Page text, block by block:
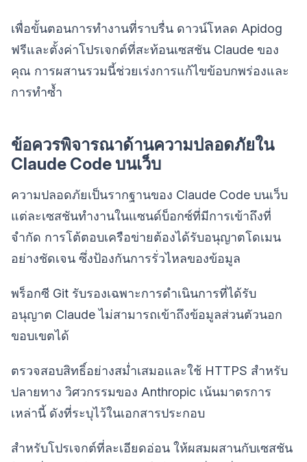
เพื่อขั้นตอนการทำงานที่ราบรื่น ดาวน์โหลด Apidog
ฟรีและตั้งค่าโปรเจกต์ที่สะท้อนเซสชัน Claude ของ
คุณ การผสานรวมนี้ช่วยเร่งการแก้ไขข้อบกพร่องและ
การทำซ้ำ
ข้อควรพิจารณาด้านความปลอดภัยใน
Claude Code บนเว็บ
ความปลอดภัยเป็นรากฐานของ Claude Code บนเว็บ
แต่ละเซสชันทำงานในแซนด์บ็อกซ์ที่มีการเข้าถึงที่
จำกัด การโต้ตอบเครือข่ายต้องได้รับอนุญาตโดเมน
อย่างชัดเจน ซึ่งป้องกันการรั่วไหลของข้อมูล
พร็อกซี Git รับรองเฉพาะการดำเนินการที่ได้รับ
อนุญาต Claude ไม่สามารถเข้าถึงข้อมูลส่วนตัวนอก
ขอบเขตได้
ตรวจสอบสิทธิ์อย่างสม่ำเสมอและใช้ HTTPS สำหรับ
ปลายทาง วิศวกรรมของ Anthropic เน้นมาตรการ
เหล่านี้ ดังที่ระบุไว้ในเอกสารประกอบ
สำหรับโปรเจกต์ที่ละเอียดอ่อน ให้ผสมผสานกับเซสชัน